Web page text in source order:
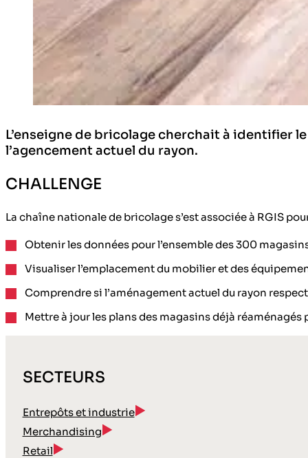
L’enseigne de bricolage cherchait à identifier
l’agencement actuel du rayon.
CHALLENGE
La chaîne nationale de bricolage s’est associée à RGIS
Obtenir les données pour l’ensemble des 300
Visualiser l’emplacement du mobilier et des
Comprendre si l’aménagement actuel du rayon
Mettre à jour les plans des magasins déjà
SECTEURS
Entrepôts et industrie
Merchandising
Retail